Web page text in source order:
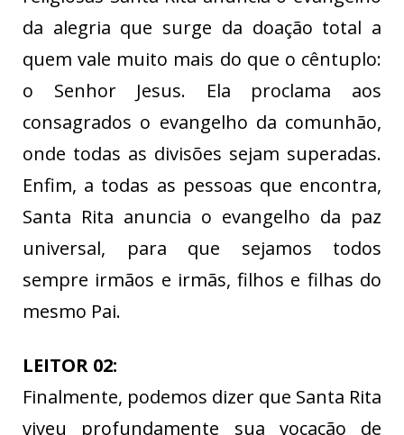
da alegria que surge da doação total a
quem vale muito mais do que o cêntuplo:
o Senhor Jesus. Ela proclama aos
consagrados o evangelho da comunhão,
onde todas as divisões sejam superadas.
Enfim, a todas as pessoas que encontra,
Santa Rita anuncia o evangelho da paz
universal, para que sejamos todos
sempre irmãos e irmãs, filhos e filhas do
mesmo Pai.
LEITOR 02:
Finalmente, podemos dizer que Santa Rita
viveu profundamente sua vocação de